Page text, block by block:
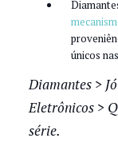
únicos
Diamantes >
Eletrônicos >
série.